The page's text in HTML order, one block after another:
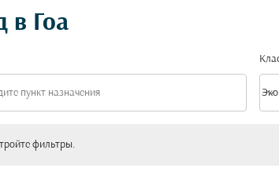
в Гоа
keyboard_arrow_down
фильтры.